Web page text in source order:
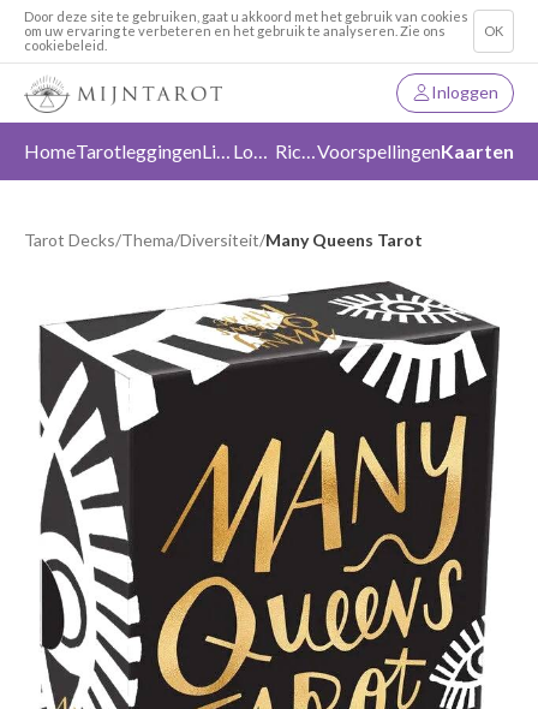
Door deze site te gebruiken, gaat u akkoord met het gebruik van cookies
om uw ervaring te verbeteren en het gebruik te analyseren. Zie ons
cookiebeleid.
OK
Inloggen
HomeTarotleggingen Liefde Loslaten RichtingVoorspellingenKaarten
Tarot Decks/Thema/Diversiteit/Many Queens Tarot